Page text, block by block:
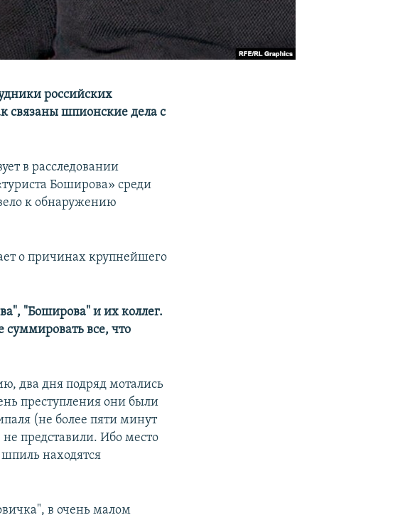
российских
связаны шпионские дела с
в расследовании
Боширова» среди
к обнаружению
о причинах крупнейшего
"Боширова" и их коллег.
все, что
два дня подряд мотались
преступления они были
(не более пяти минут
представили. Ибо место
находятся
в очень малом